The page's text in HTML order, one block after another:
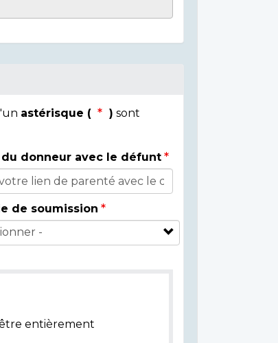
astérisque ( ) sont
du donneur avec le défunt
de soumission
entièrement